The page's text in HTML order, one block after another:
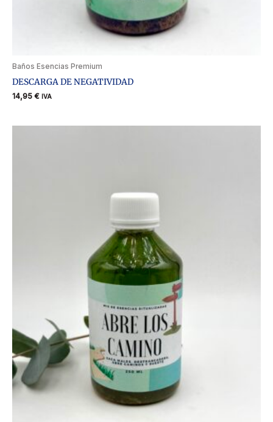
Baños Esencias Premium
DESCARGA DE NEGATIVIDAD
14,95 € IVA